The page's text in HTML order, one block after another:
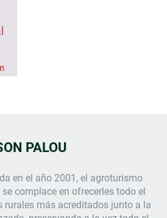
PALOU
en el año 2001, el agroturismo
complace en ofrecerles todo el
rurales más acreditados junto a la